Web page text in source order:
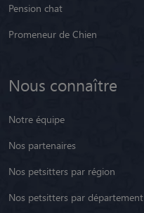
Pension chat
Promeneur de Chien
Nous connaître
Notre équipe
Nos partenaires
Nos petsitters par région
Nos petsitters par département